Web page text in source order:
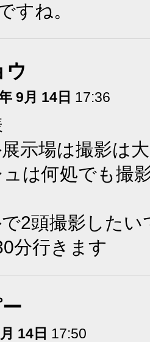
すね。
ウ
9月 14日 17:36
示場は撮影は
は何処でも撮
2頭撮影したい
分行きます
14日 17:50